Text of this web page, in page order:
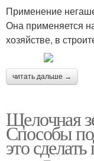
Применение
Она применяется
хозяйстве, в
читать дальше →
Щелочная
Способы
это